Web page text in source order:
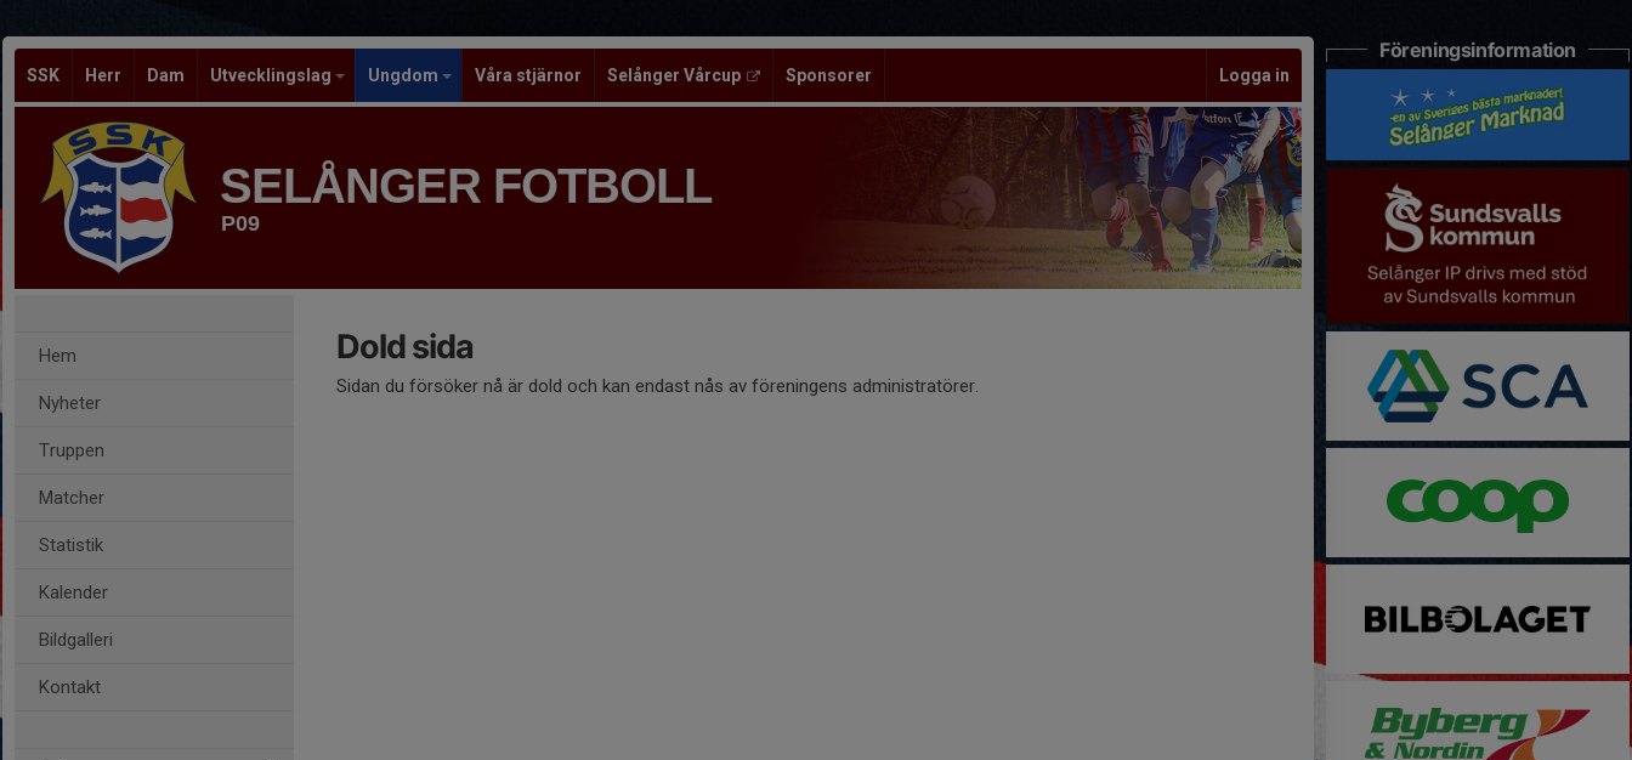
SSK Herr Dam Utvecklingslag Ungdom Våra stjärnor Selånger Vårcup Sponsorer Logga in
SELÅNGER FOTBOLL
P09
Hem
Nyheter
Truppen
Matcher
Statistik
Kalender
Bildgalleri
Kontakt
Dold sida
Sidan du försöker nå är dold och kan endast nås av föreningens administratörer.
Föreningsinformation